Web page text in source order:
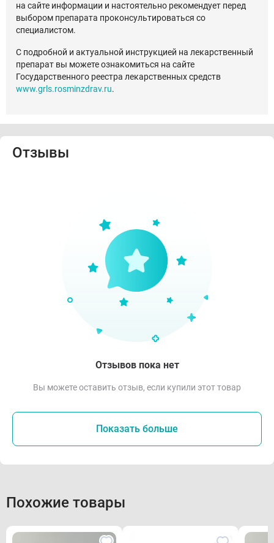
на сайте информации и настоятельно рекомендует перед
выбором препарата проконсультироваться со
специалистом.
С подробной и актуальной инструкцией на лекарственный
препарат вы можете ознакомиться на сайте
Государственного реестра лекарственных средств
www.grls.rosminzdrav.ru.
Отзывы
Отзывов пока нет
Вы можете оставить отзыв, если купили этот товар
Показать больше
Похожие товары